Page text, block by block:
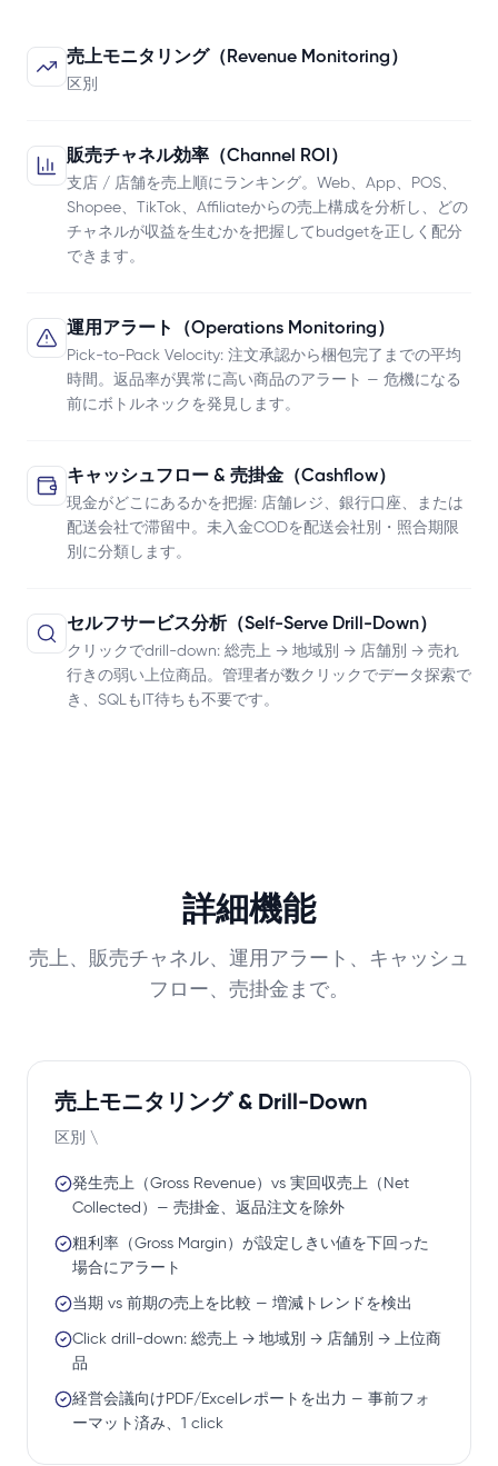
売上モニタリング（Revenue Monitoring）
区別
販売チャネル効率（Channel ROI）
支店 / 店舗を売上順にランキング。Web、App、POS、
Shopee、TikTok、Affiliateからの売上構成を分析し、どの
チャネルが収益を生むかを把握してbudgetを正しく配分
できます。
運用アラート（Operations Monitoring）
Pick-to-Pack Velocity: 注文承認から梱包完了までの平均
時間。返品率が異常に高い商品のアラート — 危機になる
前にボトルネックを発見します。
キャッシュフロー & 売掛金（Cashflow）
現金がどこにあるかを把握: 店舗レジ、銀行口座、または
配送会社で滞留中。未入金CODを配送会社別・照合期限
別に分類します。
セルフサービス分析（Self-Serve Drill-Down）
クリックでdrill-down: 総売上 → 地域別 → 店舗別 → 売れ
行きの弱い上位商品。管理者が数クリックでデータ探索で
き、SQLもIT待ちも不要です。
詳細機能
売上、販売チャネル、運用アラート、キャッシュ
フロー、売掛金まで。
売上モニタリング & Drill-Down
区別 \
発生売上（Gross Revenue）vs 実回収売上（Net
Collected）— 売掛金、返品注文を除外
粗利率（Gross Margin）が設定しきい値を下回った
場合にアラート
当期 vs 前期の売上を比較 — 増減トレンドを検出
Click drill-down: 総売上 → 地域別 → 店舗別 → 上位商
品
経営会議向けPDF/Excelレポートを出力 — 事前フォ
ーマット済み、1 click